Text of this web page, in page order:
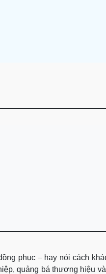
phục – hay nói cách
quảng bá thương hiệu